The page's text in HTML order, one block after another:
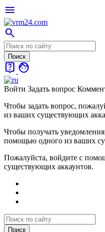
menu
search
live_help face
Войти Задать вопрос
Чтобы задать вопрос,
из ваших существующих
Чтобы получать
помощью одного из ваших
Пожалуйста, войдите с
существующих аккаунтов.